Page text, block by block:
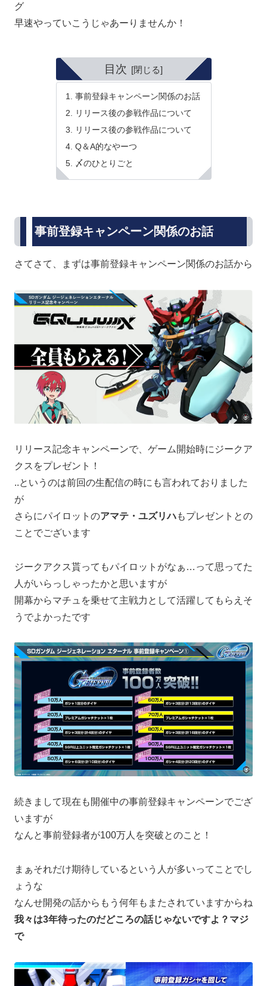
グ
早速やっていこうじゃあーりませんか！
目次
事前登録キャンペーン関係のお話
リリース後の参戦作品について
リリース後の参戦作品について
Q＆A的なやーつ
〆のひとりごと
事前登録キャンペーン関係のお話
さてさて、まずは事前登録キャンペーン関係のお話から
リリース記念キャンペーンで、ゲーム開始時にジークア
クスをプレゼント！
..というのは前回の生配信の時にも言われておりました
が
さらにパイロットのアマテ・ユズリハもプレゼントとの
ことでございます
ジークアクス貰ってもパイロットがなぁ…って思ってた
人がいらっしゃったかと思いますが
開幕からマチュを乗せて主戦力として活躍してもらえそ
うでよかったです
続きまして現在も開催中の事前登録キャンペーンでござ
いますが
なんと事前登録者が100万人を突破とのこと！
まぁそれだけ期待しているという人が多いってことでし
ょうな
なんせ開発の話からもう何年もまたされていますからね
我々は3年待ったのだどころの話じゃないですよ？マジ
で